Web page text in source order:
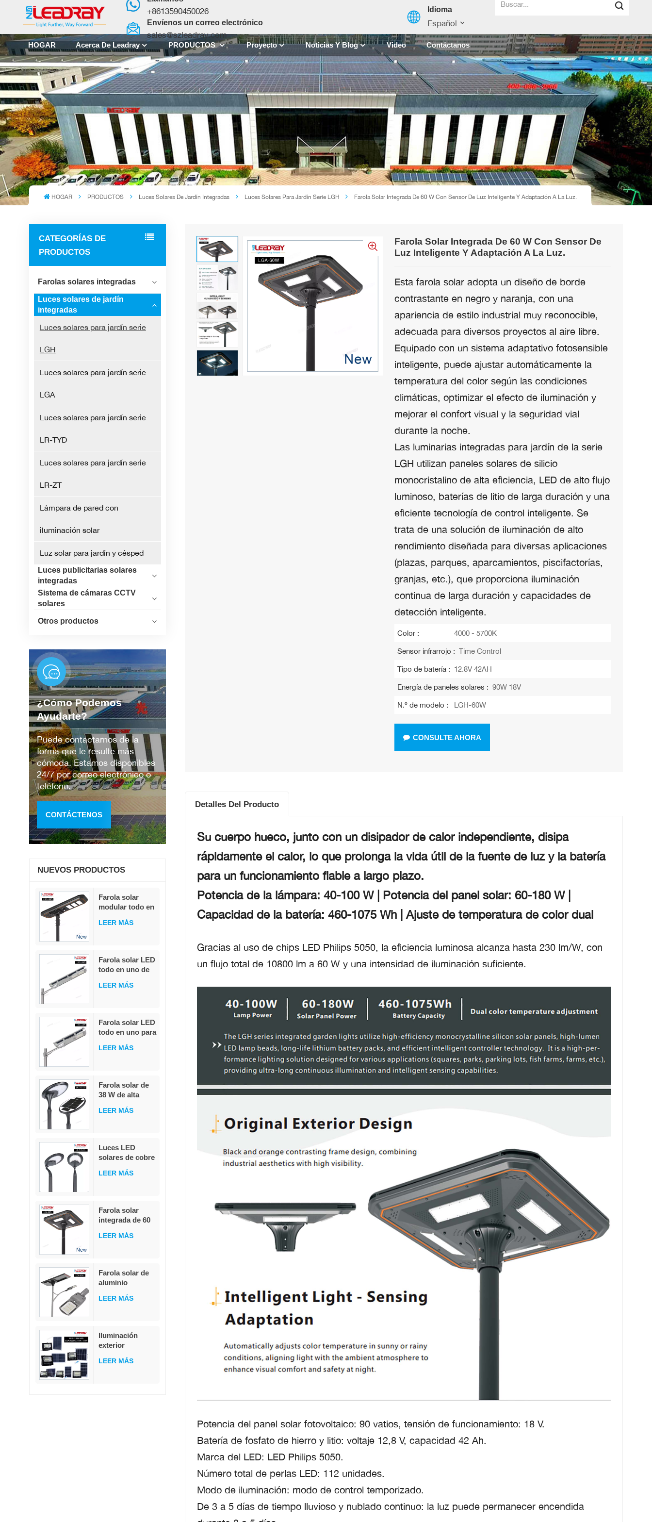
+8613590450026
Envíenos un correo electrónico
sales@szleadray.com
Idioma
Español
English
français
español
العربية
中文
HOGAR Acerca De Leadray PRODUCTOS Proyecto Noticias Y Blog Video Contáctanos
HOGAR PRODUCTOS Luces Solares De Jardín Integradas Luces Solares Para Jardín Serie LGH Farola Solar Integrada De 60 W Con Sensor De Luz Inteligente Y Adaptación A La Luz.
CATEGORÍAS DE
PRODUCTOS
Farolas solares integradas
Luces solares de jardín
integradas
Luces solares para jardín serie
LGH
Luces solares para jardín serie
LGA
Luces solares para jardín serie
LR-TYD
Luces solares para jardín serie
LR-ZT
Lámpara de pared con
iluminación solar
Luz solar para jardín y césped
Luces publicitarias solares
integradas
Sistema de cámaras CCTV
solares
Otros productos
¿Cómo Podemos
Ayudarte?
Puede contactarnos de la
forma que le resulte más
cómoda. Estamos disponibles
24/7 por correo electrónico o
teléfono.
CONTÁCTENOS
NUEVOS PRODUCTOS
Farola solar
modular todo en
lm/W, alto flujo
movimiento PIR,
MPPT, con
batería militar
LiFePO4.
LEER MÁS
Farola solar LED
todo en uno de
W con control
para exteriores,
resistente al
agua
LEER MÁS
Farola solar LED
todo en uno para
resistente al
LEER MÁS
Farola solar de
38 W de alta
integrada, de
LED
blanco/blanco
cálido, para
jardín y
LEER MÁS
Luces LED
solares de cobre
resistentes al
iluminación
navideña,
guirnalda de
luces con forma
libre
LEER MÁS
Farola solar
integrada de 60
luz inteligente y
LEER MÁS
Farola solar de
aluminio
alto brillo para
carga dividido de
80 W
LEER MÁS
Iluminación
exterior
IP65, 25 W, 40 W,
LEER MÁS
Farola Solar Integrada De 60 W Con Sensor De
Luz Inteligente Y Adaptación A La Luz.
Esta farola solar adopta un diseño de borde
contrastante en negro y naranja, con una
apariencia de estilo industrial muy reconocible,
adecuada para diversos proyectos al aire libre.
Equipado con un sistema adaptativo fotosensible
inteligente, puede ajustar automáticamente la
temperatura del color según las condiciones
climáticas, optimizar el efecto de iluminación y
mejorar el confort visual y la seguridad vial
durante la noche.
Las luminarias integradas para jardín de la serie
LGH utilizan paneles solares de silicio
monocristalino de alta eficiencia, LED de alto flujo
luminoso, baterías de litio de larga duración y una
eficiente tecnología de control inteligente. Se
trata de una solución de iluminación de alto
rendimiento diseñada para diversas aplicaciones
(plazas, parques, aparcamientos, piscifactorías,
granjas, etc.), que proporciona iluminación
continua de larga duración y capacidades de
detección inteligente.
Color :
4000 - 5700K
Sensor infrarrojo : Time Control
Tipo de batería : 12.8V 42AH
Energía de paneles solares : 90W 18V
N.º de modelo :
LGH-60W
CONSULTE AHORA
Detalles Del Producto
Su cuerpo hueco, junto con un disipador de calor independiente, disipa
rápidamente el calor, lo que prolonga la vida útil de la fuente de luz y la batería
para un funcionamiento fiable a largo plazo.
Potencia de la lámpara: 40-100 W | Potencia del panel solar: 60-180 W |
Capacidad de la batería: 460-1075 Wh | Ajuste de temperatura de color dual
Gracias al uso de chips LED Philips 5050, la eficiencia luminosa alcanza hasta 230 lm/W, con
un flujo total de 10800 lm a 60 W y una intensidad de iluminación suficiente.
Potencia del panel solar fotovoltaico: 90 vatios, tensión de funcionamiento: 18 V.
Batería de fosfato de hierro y litio: voltaje 12,8 V, capacidad 42 Ah.
Marca del LED: LED Philips 5050.
Número total de perlas LED: 112 unidades.
Modo de iluminación: modo de control temporizado.
De 3 a 5 días de tiempo lluvioso y nublado continuo: la luz puede permanecer encendida